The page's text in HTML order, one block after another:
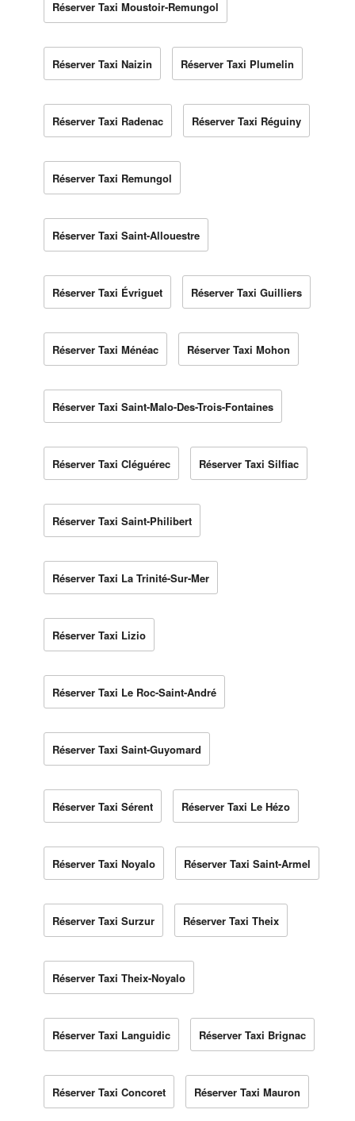
Réserver Taxi Moustoir-Remungol
Réserver Taxi Naizin Réserver Taxi Plumelin
Réserver Taxi Radenac Réserver Taxi Réguiny
Réserver Taxi Remungol
Réserver Taxi Saint-Allouestre
Réserver Taxi Évriguet Réserver Taxi Guilliers
Réserver Taxi Ménéac Réserver Taxi Mohon
Réserver Taxi Saint-Malo-Des-Trois-Fontaines
Réserver Taxi Cléguérec Réserver Taxi Silfiac
Réserver Taxi Saint-Philibert
Réserver Taxi La Trinité-Sur-Mer
Réserver Taxi Lizio
Réserver Taxi Le Roc-Saint-André
Réserver Taxi Saint-Guyomard
Réserver Taxi Sérent Réserver Taxi Le Hézo
Réserver Taxi Noyalo Réserver Taxi Saint-Armel
Réserver Taxi Surzur Réserver Taxi Theix
Réserver Taxi Theix-Noyalo
Réserver Taxi Languidic Réserver Taxi Brignac
Réserver Taxi Concoret Réserver Taxi Mauron